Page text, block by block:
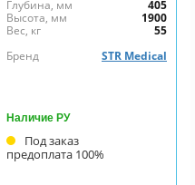
Глубина, мм
405
Высота, мм
1900
Вес, кг
55
Бренд
STR Medical
Наличие РУ
Под заказ
предоплата 100%